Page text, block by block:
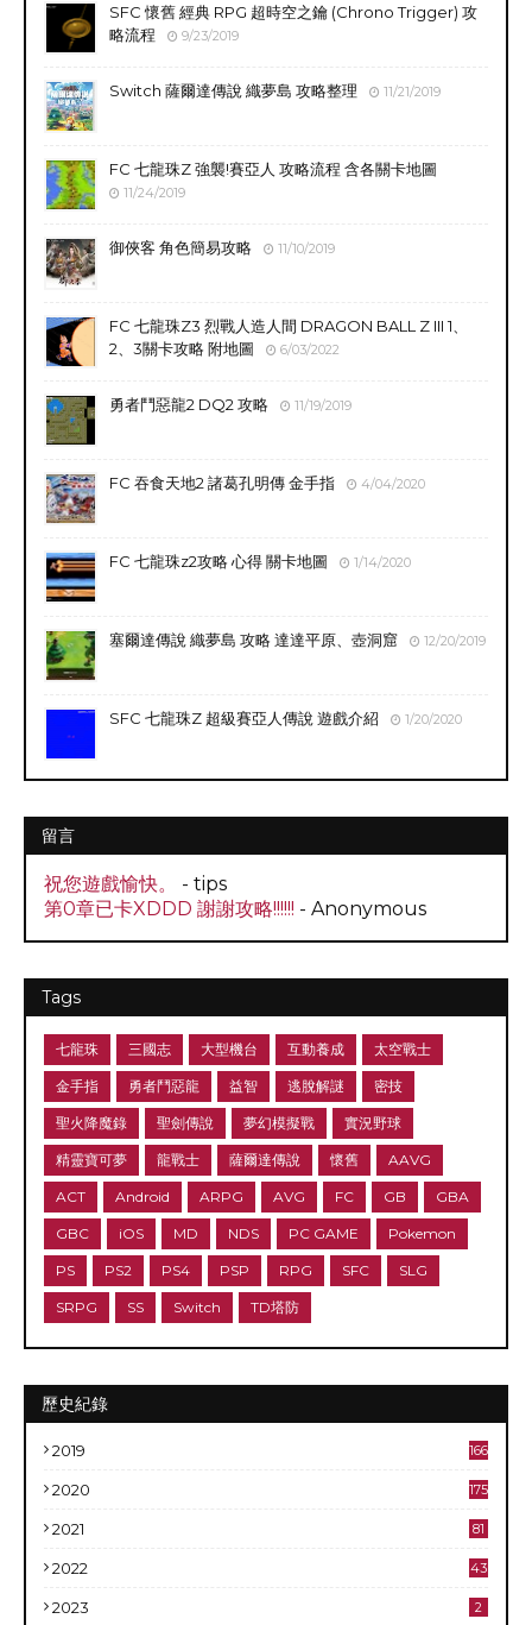
SFC 懷舊 經典 RPG 超時空之鑰 (Chrono Trigger) 攻
略流程
9/23/2019
Switch 薩爾達傳說 織夢島 攻略整理 11/21/2019
FC 七龍珠Z 強襲!賽亞人 攻略流程 含各關卡地圖
11/24/2019
御俠客 角色簡易攻略 11/10/2019
FC 七龍珠Z3 烈戰人造人間 DRAGON BALL Z III 1、
2、3關卡攻略 附地圖
6/03/2022
勇者鬥惡龍2 DQ2 攻略 11/19/2019
FC 吞食天地2 諸葛孔明傳 金手指 4/04/2020
FC 七龍珠z2攻略 心得 關卡地圖 1/14/2020
塞爾達傳說 織夢島 攻略 達達平原、壺洞窟 12/20/2019
SFC 七龍珠Z 超級賽亞人傳說 遊戲介紹 1/20/2020
留言
祝您遊戲愉快。
- tips
第0章已卡XDDD 謝謝攻略!!!!!! - Anonymous
Tags
七龍珠 三國志 大型機台 互動養成 太空戰士
金手指 勇者鬥惡龍 益智 逃脫解謎 密技
聖火降魔錄 聖劍傳說 夢幻模擬戰 實況野球
精靈寶可夢 龍戰士 薩爾達傳說 懷舊 AAVG
ACT Android ARPG AVG FC GB GBA
GBC iOS MD NDS PC GAME Pokemon
PS PS2 PS4 PSP RPG SFC SLG
SRPG SS Switch TD塔防
歷史紀錄
2019 166
2020 175
2021 81
2022 43
2023 2